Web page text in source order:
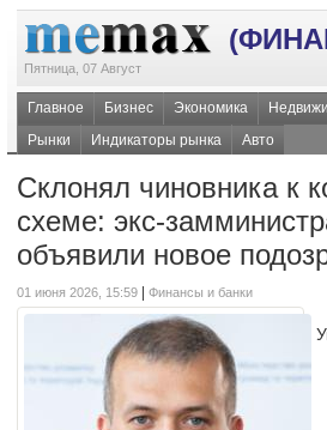
Пятница, 07 Август
Главное Бизнес Экономика
Рынки
Индикаторы рынка Авто
Склонял чиновника к
схеме: экс-
объявили новое
01 июня 2026, 15:59 Финансы и банки